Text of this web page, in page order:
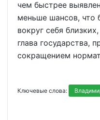
чем быстрее
меньше шансов, что
вокруг себя
глава государства,
сокращением
Ключевые слова: